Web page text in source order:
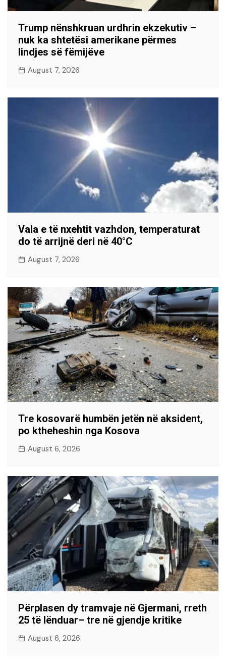
Trump nënshkruan urdhrin ekzekutiv –
nuk ka shtetësi amerikane përmes
lindjes së fëmijëve
August 7, 2026
Vala e të nxehtit vazhdon, temperaturat
do të arrijnë deri në 40°C
August 7, 2026
Tre kosovarë humbën jetën në aksident,
po ktheheshin nga Kosova
August 6, 2026
Përplasen dy tramvaje në Gjermani, rreth
25 të lënduar– tre në gjendje kritike
August 6, 2026